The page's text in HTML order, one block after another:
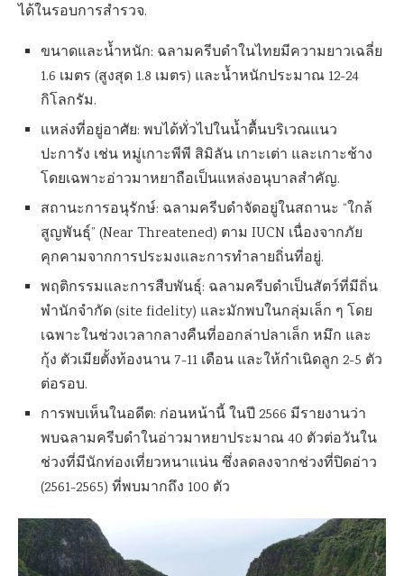
ได้ในรอบการสำรวจ.
ขนาดและน้ำหนัก: ฉลามครีบดำในไทยมีความยาวเฉลี่ย
1.6 เมตร (สูงสุด 1.8 เมตร) และน้ำหนักประมาณ 12-24
กิโลกรัม.
แหล่งที่อยู่อาศัย: พบได้ทั่วไปในน้ำตื้นบริเวณแนว
ปะการัง เช่น หมู่เกาะพีพี สิมิลัน เกาะเต่า และเกาะช้าง
โดยเฉพาะอ่าวมาหยาถือเป็นแหล่งอนุบาลสำคัญ.
สถานะการอนุรักษ์: ฉลามครีบดำจัดอยู่ในสถานะ “ใกล้
สูญพันธุ์” (Near Threatened) ตาม IUCN เนื่องจากภัย
คุกคามจากการประมงและการทำลายถิ่นที่อยู่.
พฤติกรรมและการสืบพันธุ์: ฉลามครีบดำเป็นสัตว์ที่มีถิ่น
พำนักจำกัด (site fidelity) และมักพบในกลุ่มเล็ก ๆ โดย
เฉพาะในช่วงเวลากลางคืนที่ออกล่าปลาเล็ก หมึก และ
กุ้ง ตัวเมียตั้งท้องนาน 7-11 เดือน และให้กำเนิดลูก 2-5 ตัว
ต่อรอบ.
การพบเห็นในอดีต: ก่อนหน้านี้ ในปี 2566 มีรายงานว่า
พบฉลามครีบดำในอ่าวมาหยาประมาณ 40 ตัวต่อวันใน
ช่วงที่มีนักท่องเที่ยวหนาแน่น ซึ่งลดลงจากช่วงที่ปิดอ่าว
(2561-2565) ที่พบมากถึง 100 ตัว